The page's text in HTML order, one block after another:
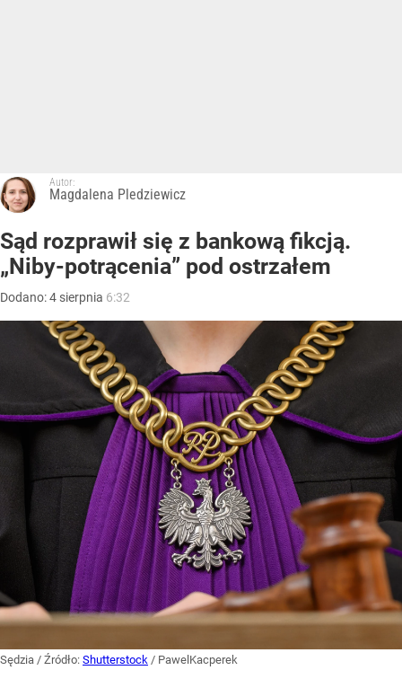
Autor:
Magdalena Pledziewicz
Sąd rozprawił się z bankową fikcją.
„Niby-potrącenia” pod ostrzałem
Dodano:4 sierpnia 6:32
Sędzia / Źródło: Shutterstock / PawelKacperek